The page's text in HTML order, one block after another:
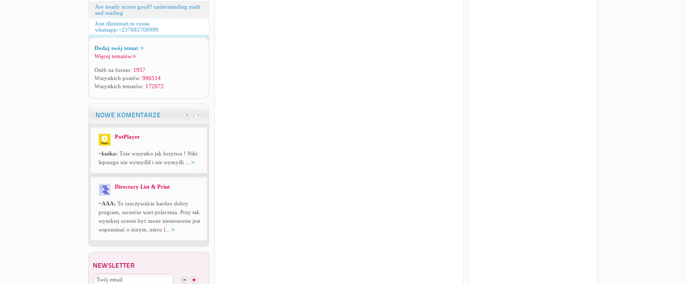
Are iready scores good? understanding math
and reading
Join illuminati in russia
whatsapp:+237682708999
Dodaj swój temat
Więcej tematów
Osób na forum: 1957
Wszystkich postów: 986514
Wszystkich tematów: 172072
PotPlayer
~kuśka: Tnie wszystko jak brzytwa ! Nikt
lepszego nie wymyślił i nie wymyśli ...
Directory List & Print
~AAA: To rzeczywiście bardzo dobry
program, szczerze wart polecenia. Przy tak
wysokiej ocenie być może niestosowne jest
wspominać o innym, nieco l...